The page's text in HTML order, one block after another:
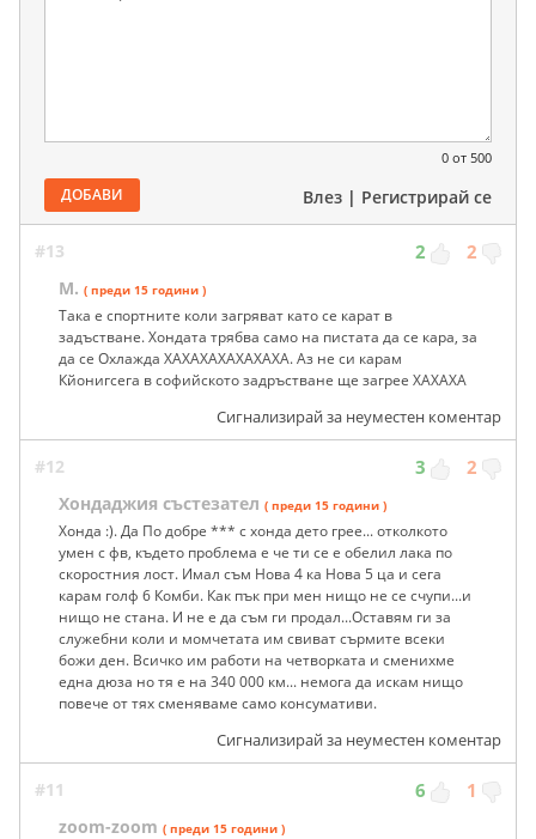
0 от 500
ДОБАВИ Влез | Регистрирай се
#13 2 2
М. ( преди 15 години )
Така е спортните коли загряват като се карат в
задъстване. Хондата трябва само на пистата да се кара, за
да се Охлажда ХАХАХАХАХАХАХА. Аз не си карам
Кйонигсега в софийското задръстване ще загрее ХАХАХА
Сигнализирай за неуместен коментар
#12 3 2
Хондаджия състезател ( преди 15 години )
Хонда :). Да По добре *** с хонда дето грее... отколкото
умен с фв, където проблема е че ти се е обелил лака по
скоростния лост. Имал съм Нова 4 ка Нова 5 ца и сега
карам голф 6 Комби. Как пък при мен нищо не се счупи...и
нищо не стана. И не е да съм ги продал...Оставям ги за
служебни коли и момчетата им свиват сърмите всеки
божи ден. Всичко им работи на четворката и сменихме
една дюза но тя е на 340 000 км... немога да искам нищо
повече от тях сменяваме само консумативи.
Сигнализирай за неуместен коментар
#11 6 1
zoom-zoom ( преди 15 години )